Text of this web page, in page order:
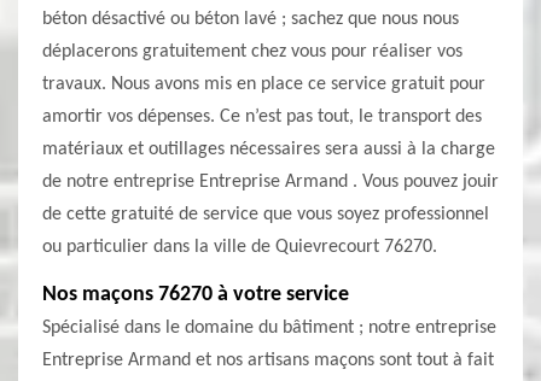
béton désactivé ou béton lavé ; sachez que nous nous
déplacerons gratuitement chez vous pour réaliser vos
travaux. Nous avons mis en place ce service gratuit pour
amortir vos dépenses. Ce n’est pas tout, le transport des
matériaux et outillages nécessaires sera aussi à la charge
de notre entreprise Entreprise Armand . Vous pouvez jouir
de cette gratuité de service que vous soyez professionnel
ou particulier dans la ville de Quievrecourt 76270.
Nos maçons 76270 à votre service
Spécialisé dans le domaine du bâtiment ; notre entreprise
Entreprise Armand et nos artisans maçons sont tout à fait